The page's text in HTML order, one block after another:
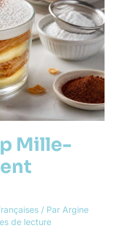
Mille-
/ Par Argine
de lecture